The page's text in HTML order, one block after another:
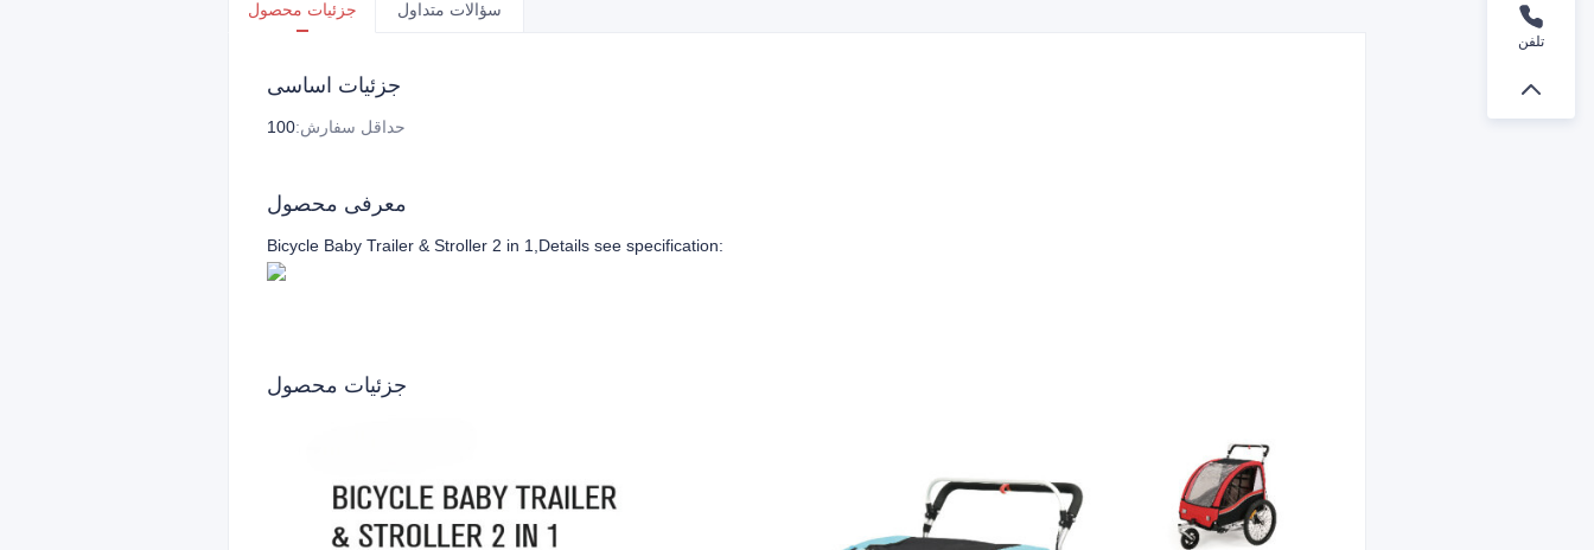
جزئیات محصول سؤالات متداول
جزئیات اساسی
حداقل سفارش:
100
معرفی محصول
Bicycle Baby Trailer & Stroller 2 in 1 ,Details see specification:
جزئیات محصول
تلفن